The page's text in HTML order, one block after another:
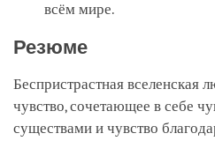
всём мире.
Резюме
Беспристрастная вселенская
чувство, сочетающее в себе
существами и чувство